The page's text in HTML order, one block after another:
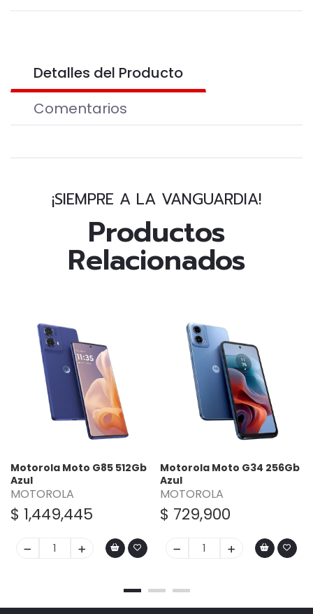
Detalles del Producto
Comentarios
Productos
Relacionados
¡SIEMPRE A LA VANGUARDIA!
Motorola Moto G85 512Gb
Azul
MOTOROLA
$ 1,449,445
Motorola Moto G34 256Gb
Azul
MOTOROLA
$ 729,900